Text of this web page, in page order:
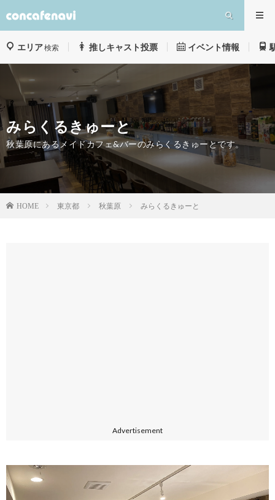
エリア検索 推しキャスト投票 イベント情報
みらくるきゅーと
秋葉原にあるメイドカフェ&バーのみらくるきゅーとです。
HOME 東京都 秋葉原 みらくるきゅーと
Advertisement